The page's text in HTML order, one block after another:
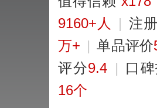
9160+人
| 注
万+ | 单品评价
评分9.4 | 口
16个